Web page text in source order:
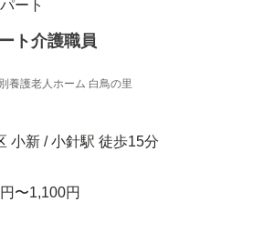
ート
ト介護職員
養護老人ホーム 白鳥の里
小新 / 小針駅 徒歩15分
〜1,100円